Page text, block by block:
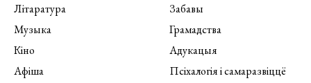
Літаратура
Музыка
Кіно
Афіша
Забавы
Грамадства
Адукацыя
Псіхалогія і самаразвіццё